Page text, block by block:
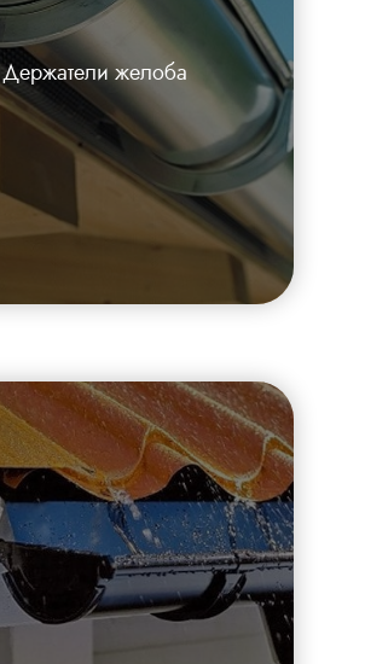
Держатели желоба
Каталог